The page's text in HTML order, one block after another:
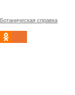
Ботаническая справка